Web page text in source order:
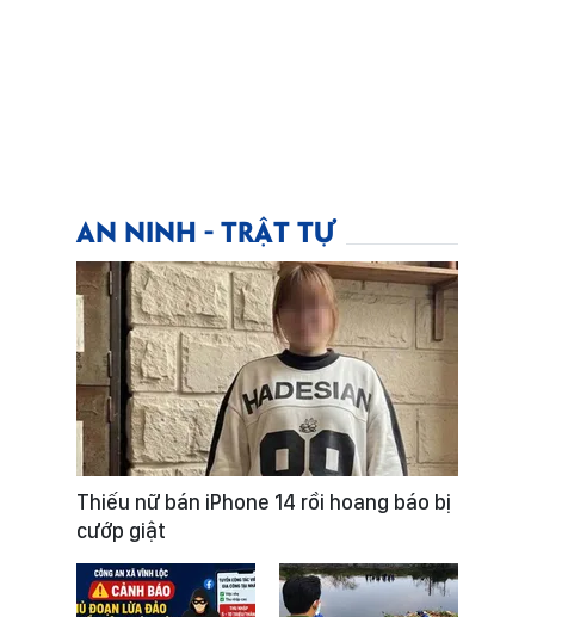
AN NINH - TRẬT TỰ
Thiếu nữ bán iPhone 14 rồi hoang báo bị
cướp giật